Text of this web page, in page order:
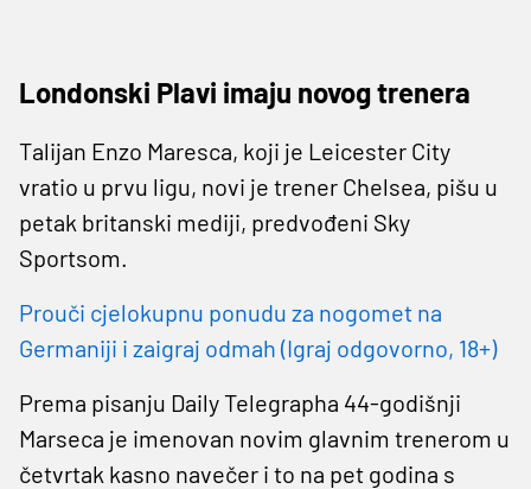
Londonski Plavi imaju novog trenera
Talijan Enzo Maresca, koji je Leicester City
vratio u prvu ligu, novi je trener Chelsea, pišu u
petak britanski mediji, predvođeni Sky
Sportsom.
Prouči cjelokupnu ponudu za nogomet na
Germaniji i zaigraj odmah (Igraj odgovorno, 18+)
Prema pisanju Daily Telegrapha 44-godišnji
Marseca je imenovan novim glavnim trenerom u
četvrtak kasno navečer i to na pet godina s